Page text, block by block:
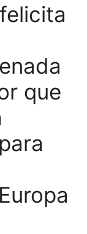
que